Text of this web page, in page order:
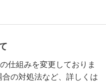
仕組みを変更しておりま
の対処法など、詳しくは